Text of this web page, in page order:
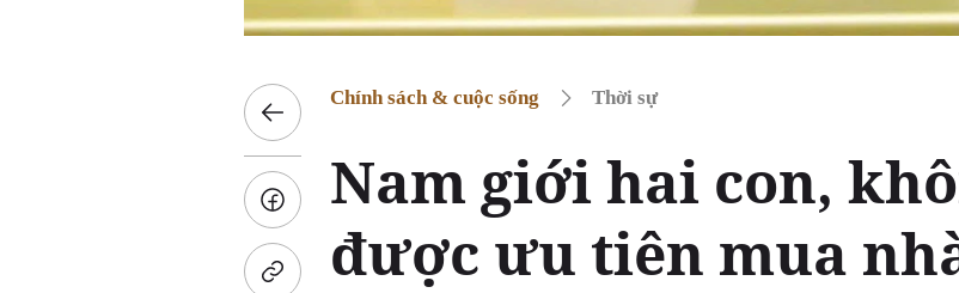
Chính sách & cuộc sống Thời sự
Nam giới hai con,
được ưu tiên mua